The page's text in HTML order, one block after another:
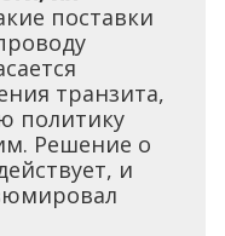
поставки
транзита,
политику
Решение о
и